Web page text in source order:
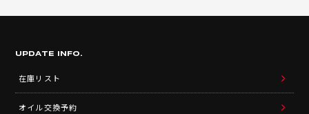
UPDATE INFO.
在庫リスト
オイル交換予約